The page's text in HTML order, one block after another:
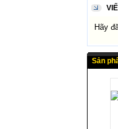
Hãy
Sản